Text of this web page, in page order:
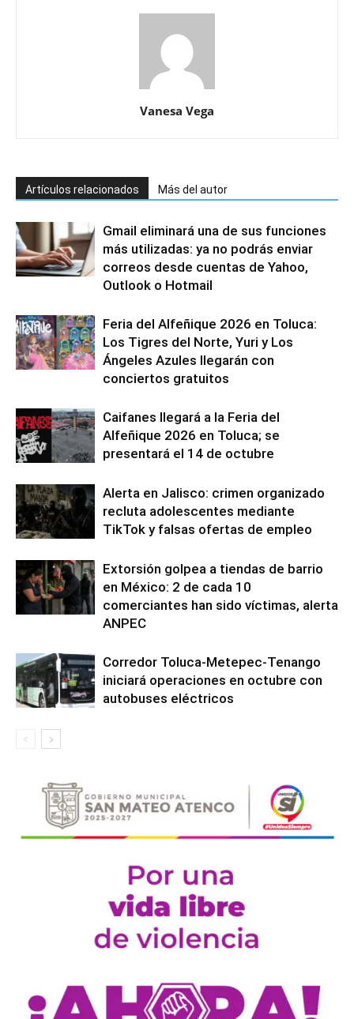
Vanesa Vega
Artículos relacionados Más del autor
Gmail eliminará una de sus funciones
más utilizadas: ya no podrás enviar
correos desde cuentas de Yahoo,
Outlook o Hotmail
Feria del Alfeñique 2026 en Toluca:
Los Tigres del Norte, Yuri y Los
Ángeles Azules llegarán con
conciertos gratuitos
Caifanes llegará a la Feria del
Alfeñique 2026 en Toluca; se
presentará el 14 de octubre
Alerta en Jalisco: crimen organizado
recluta adolescentes mediante
TikTok y falsas ofertas de empleo
Extorsión golpea a tiendas de barrio
en México: 2 de cada 10
comerciantes han sido víctimas, alerta
ANPEC
Corredor Toluca-Metepec-Tenango
iniciará operaciones en octubre con
autobuses eléctricos